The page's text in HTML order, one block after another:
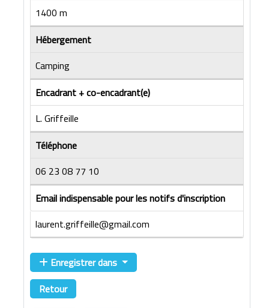
1400 m
Hébergement
Camping
Encadrant + co-encadrant(e)
L. Griffeille
Téléphone
06 23 08 77 10
Email indispensable pour les notifs d'inscription
laurent.griffeille@gmail.com
Enregistrer dans
Retour